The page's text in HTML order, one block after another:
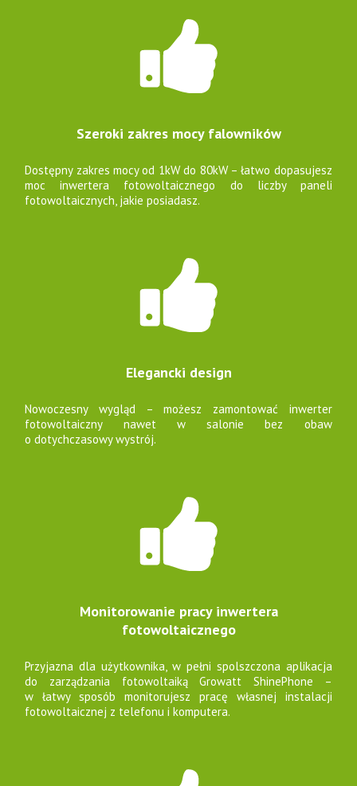
Szeroki zakres mocy falowników
Dostępny zakres mocy od 1kW do 80kW – łatwo dopasujesz
moc inwertera fotowoltaicznego do liczby paneli
fotowoltaicznych, jakie posiadasz.
Elegancki design
Nowoczesny wygląd – możesz zamontować inwerter
fotowoltaiczny nawet w salonie bez obaw
o dotychczasowy wystrój.
Monitorowanie pracy inwertera
fotowoltaicznego
Przyjazna dla użytkownika, w pełni spolszczona aplikacja
do zarządzania fotowoltaiką Growatt ShinePhone –
w łatwy sposób monitorujesz pracę własnej instalacji
fotowoltaicznej z telefonu i komputera.